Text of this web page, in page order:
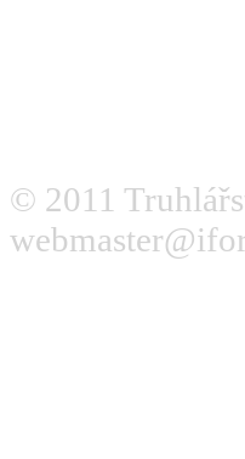
© 2011